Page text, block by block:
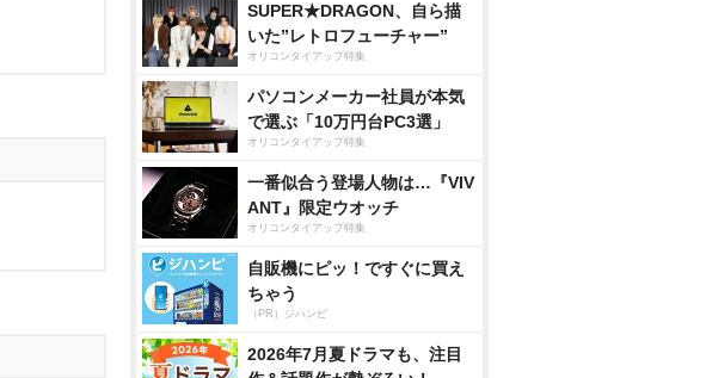
SUPER★DRAGON、自ら描
いた”レトロフューチャー”
オリコンタイアップ特集
パソコンメーカー社員が本気
で選ぶ「10万円台PC3選」
オリコンタイアップ特集
一番似合う登場人物は…『VIV
ANT』限定ウオッチ
オリコンタイアップ特集
自販機にピッ！ですぐに買え
ちゃう
（PR）ジハンピ
2026年7月夏ドラマも、注目